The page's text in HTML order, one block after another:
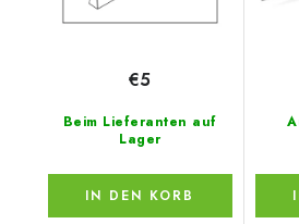
Beim Lieferanten auf
Lager
€5
IN DEN KORB